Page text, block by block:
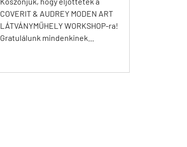
COVERIT & AUDREY MODEN ART
LÁTVÁNYMŰHELY WORKSHOP-ra!
Gratulálunk mindenkinek...